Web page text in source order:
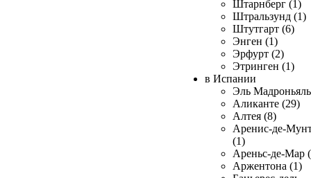
Штарнберг (1)
Штральзунд (1)
Штутгарт (6)
Энген (1)
Эрфурт (2)
Этринген (1)
в Испании
Эль
Аликанте (29)
Алтея (8)
Аренис-де-
(1)
Ареньс-де-Мар
Аржентона (1)